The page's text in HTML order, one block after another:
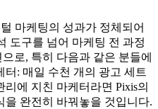
마케팅의 성과가 정체되어
도구를 넘어 마케팅 전 과정
로, 특히 다음과 같은 분들에
: 매일 수천 개의 광고 세트
에 지친 마케터라면 Pixis의
을 완전히 바꿔놓을 것입니다.